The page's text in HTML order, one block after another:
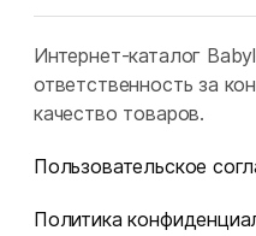
Интернет-каталог
ответственность за
качество товаров.
Пользовательское
Политика